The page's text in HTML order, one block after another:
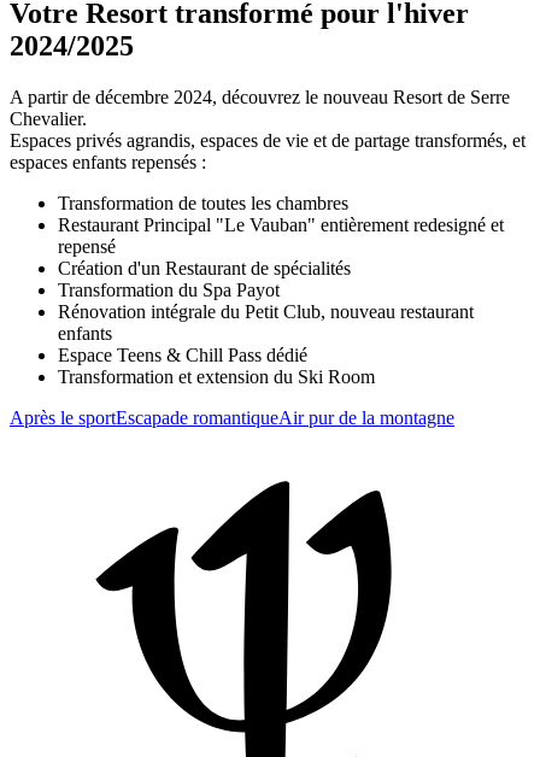
Votre Resort transformé pour l'hiver
2024/2025
A partir de décembre 2024, découvrez le nouveau Resort de Serre
Chevalier.
Espaces privés agrandis, espaces de vie et de partage transformés, et
espaces enfants repensés :
Transformation de toutes les chambres
Restaurant Principal "Le Vauban" entièrement redesigné et
repensé
Création d'un Restaurant de spécialités
Transformation du Spa Payot
Rénovation intégrale du Petit Club, nouveau restaurant
enfants
Espace Teens & Chill Pass dédié
Transformation et extension du Ski Room
Après le sportEscapade romantiqueAir pur de la montagne